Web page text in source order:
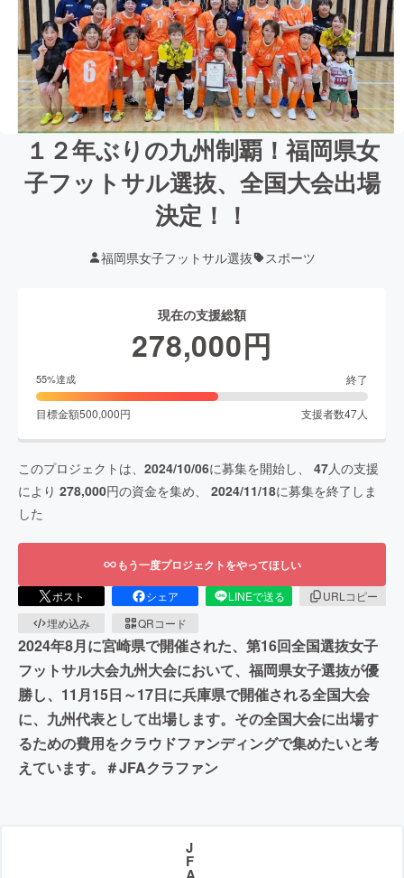
１２年ぶりの九州制覇！福岡県女
子フットサル選抜、全国大会出場
決定！！
福岡県女子フットサル選抜 スポーツ
現在の支援総額
278,000円
55%達成 終了
目標金額500,000円 支援者数47人
このプロジェクトは、 2024/10/06に募集を開始し、 47人の支援
により 278,000円の資金を集め、 2024/11/18に募集を終了しま
した
もう一度プロジェクトをやってほしい
ポスト シェア LINEで送る
URLコピー
埋め込み
QRコード
2024年8月に宮崎県で開催された、第16回全国選抜女子
フットサル大会九州大会において、福岡県女子選抜が優
勝し、11月15日～17日に兵庫県で開催される全国大会
に、九州代表として出場します。その全国大会に出場す
るための費用をクラウドファンディングで集めたいと考
えています。＃JFAクラファン
J
F